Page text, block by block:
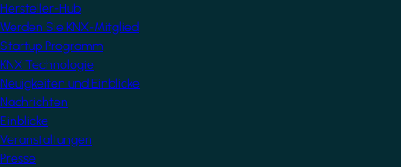
Hersteller-Hub
Werden Sie KNX-Mitglied
Startup Programm
KNX Technologie
Neuigkeiten und Einblicke
Nachrichten
Einblicke
Veranstaltungen
Presse